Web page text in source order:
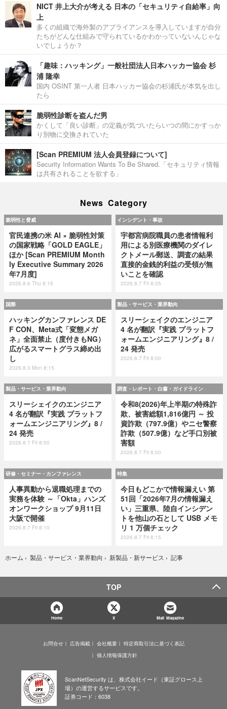
NICT 井上大介が考える 日本の「セキュリティ自給率」向
上
多くの組織で海外製のアプライアンスを導入していますが自分
たちがどんな仕組みで守られているかわかっていないんじゃな
いでしょうか？
「趣味：ハッキング」一般社団法人日本ハッカー協会 杉
浦 隆幸
国内 OSINT 第一人者 日本ハッカー協会の杉浦氏が本気を出し
たら
脆弱性診断を盗んだ男
かくして「良い診断」の定義が気づいたらいつの間にかすっか
り別物に交換されていた
[Scan PREMIUM 法人会員登録について]
Security Information Wants To Be Shared.「セキュリティ情報
は共有されることを欲する」
News Category
脆弱性と脅威
官民連携の米 AI × 脆弱性対策
の国家戦略「GOLD EAGLE」
ほか [Scan PREMIUM Month
ly Executive Summary 2026
年7月度]
2026.8.6 Thu 8:15
インシデント・事故
宇都宮病院職員の患者情報利
用による別医療機関のダイレ
クトメール郵送、調査の結果
直接的金銭的利益の受領が無
いことを確認
2026.8.7 Fri 8:05
国際
ハッキングカンファレンス DE
F CON、Meta式「変態メガ
ネ」全面禁止（度付きもNG）
広がるスマートグラス締め出
し
2026.8.3 Mon 8:15
製品・サービス・業界動向
スリーシェイクのエンジニア
4 名が翻訳『実践 プラットフ
ォームエンジニアリング』8 /
24 発売
2026.8.7 Fri 8:00
製品・サービス・業界動向
スリーシェイクのエンジニア
4 名が翻訳『実践 プラットフ
ォームエンジニアリング』8 /
24 発売
2026.8.7 Fri 8:00
調査・レポート・白書・ガイドライン
令和8(2026)年上半期の特殊詐
欺、被害総額1,816億円 ～ 投
資詐欺（797.9億）やニセ警察
詐欺（507.9億）など手口別被
害額
2026.8.7 Fri 8:00
研修・セミナー・カンファレンス
人事異動から退職処理までの
実務を体験 ～「Okta」ハンズ
オンワークショップ 9月11日
大阪で開催
2026.8.7 Fri 8:10
特集
今日もどこかで情報漏えい 第
51回「2026年7月の情報漏え
い」三重県、陸自インシデン
トを他山の石として USB メモ
リ 1 万個チェック
2026.8.7 Fri 8:15
ホーム › 製品・サービス・業界動向 › 新製品・新サービス › 記事
TOP
Home X Mail Magazine
お問合せ 広告掲載 会社概要
特定商取引法に基づく表記
個人情報保護方針
ScanNetSecurity は、株式会社イード（東証グロース上
場）の運営するサービスです。
証券コード：6038